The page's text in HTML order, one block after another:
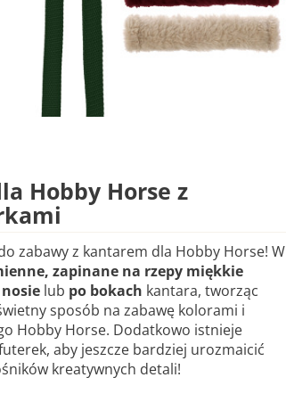
Hobby Horse z
zabawy z kantarem dla Hobby Horse! W
zapinane na rzepy miękkie
lub po bokach kantara, tworząc
sposób na zabawę kolorami i
Hobby Horse. Dodatkowo istnieje
aby jeszcze bardziej urozmaicić
kreatywnych detali!